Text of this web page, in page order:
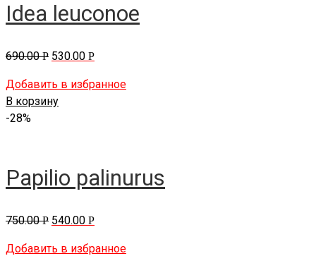
Idea leuconoe
690.00Р 530.00 Р
Добавить в избранное
В корзину
-28%
Papilio palinurus
750.00Р 540.00 Р
Добавить в избранное